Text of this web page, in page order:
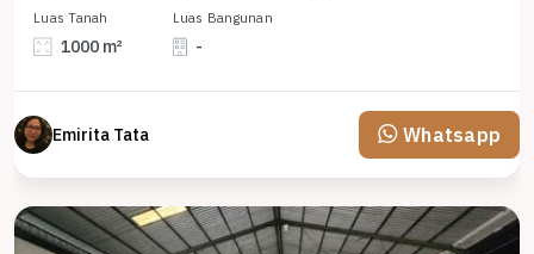
Luas Tanah
1000 m²
Luas Bangunan
-
Emirita Tata Whatsapp